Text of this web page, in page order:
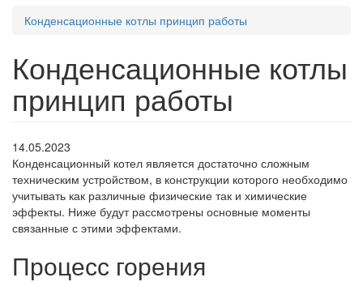
Конденсационные котлы принцип работы
Конденсационные котлы
принцип работы
14.05.2023
Конденсационный котел является достаточно сложным
техническим устройством, в конструкции которого необходимо
учитывать как различные физические так и химические
эффекты. Ниже будут рассмотрены основные моменты
связанные с этими эффектами.
Процесс горения